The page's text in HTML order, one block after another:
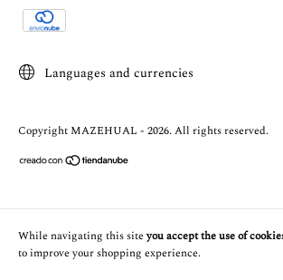
While navigating this siteyou accept the use of
to improve your shopping experience.
Languages and currencies
Copyright MAZEHUAL - 2026. All rights reserved.